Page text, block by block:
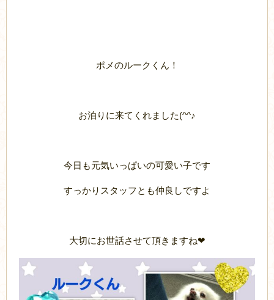
ポメのルークくん！
お泊りに来てくれました(^^♪
今日も元気いっぱいの可愛い子です
すっかりスタッフとも仲良しですよ
大切にお世話させて頂きますね❤